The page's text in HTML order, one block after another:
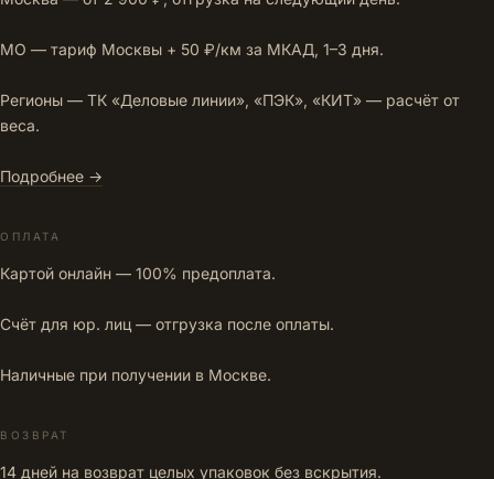
МО — тариф Москвы + 50 ₽/км за МКАД, 1–3 дня.
Регионы — ТК «Деловые линии», «ПЭК», «КИТ» — расчёт от
веса.
Подробнее →
ОПЛАТА
Картой онлайн — 100% предоплата.
Счёт для юр. лиц — отгрузка после оплаты.
Наличные при получении в Москве.
ВОЗВРАТ
14 дней на возврат целых упаковок без вскрытия.